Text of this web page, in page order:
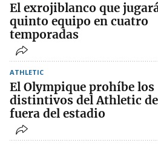
El exrojiblanco que
quinto equipo en cuatro
temporadas
ATHLETIC
El Olympique prohíbe los
distintivos del Athletic
fuera del estadio